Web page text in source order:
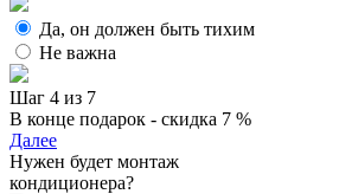
Да, он должен быть тихим
Не важна
Шаг 4 из 7
В конце подарок - скидка 7 %
Далее
Нужен будет монтаж
кондиционера?